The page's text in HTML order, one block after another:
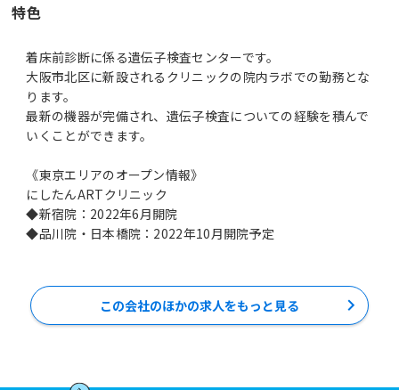
特色
着床前診断に係る遺伝子検査センターです。
大阪市北区に新設されるクリニックの院内ラボでの勤務とな
ります。
最新の機器が完備され、遺伝子検査についての経験を積んで
いくことができます。
《東京エリアのオープン情報》
にしたんARTクリニック
◆新宿院：2022年6月開院
◆品川院・日本橋院：2022年10月開院予定
この会社のほかの求人をもっと見る